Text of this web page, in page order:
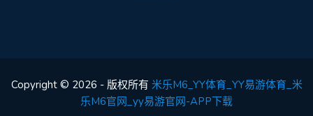
Copyright © 2026 - 版权所有 米乐M6_YY体育_YY易游体育_米
乐M6官网_yy易游官网-APP下载